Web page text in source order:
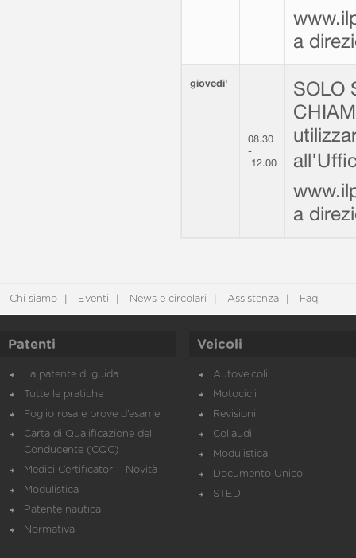
a
giovedi'
08.30
-
12.00
SOLO
a
Chi siamo Eventi News e circolari Assistenza Faq
Patenti
La patente di guida
Tutte le pratiche
Foglio rosa e prove d’esame
Carta di Qualificazione del
Conducente (CQC)
Medici Certificatori - Novità
Modulistica
Patente nautica
Normativa
Veicoli
Autoveicoli
Motocicli
Revisioni
Collaudi
Modulistica
Documento Unico
STED